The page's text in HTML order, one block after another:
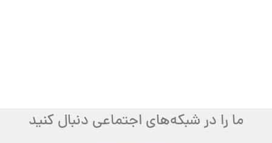
ما را در شبکه‌های اجتماعی دنبال کنید